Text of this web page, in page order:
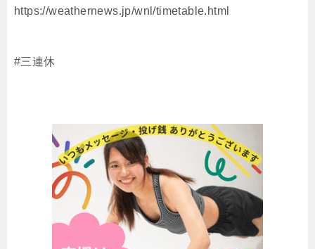
https://weathernews.jp/wnl/timetable.html
#三連休